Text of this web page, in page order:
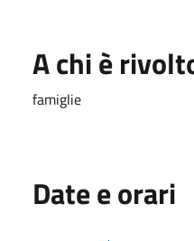
A chi è
famiglie
Date e orari